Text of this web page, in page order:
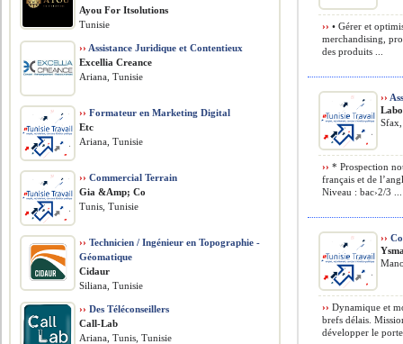
›› • Gérer et
merchandising,
des produits ...
››
›› * Prospection
français et de
Niveau : bac›2/3 ...
››
›› Dynamique et
brefs délais.
développer le
Ayou For Itsolutions
Tunisie
›› Assistance Juridique et Contentieux
Excellia Creance
Ariana, Tunisie
›› Formateur en Marketing Digital
Etc
Ariana, Tunisie
›› Commercial Terrain
Gia &Amp; Co
Tunis, Tunisie
›› Technicien / Ingénieur en Topographie -
Géomatique
Cidaur
Siliana, Tunisie
›› Des Téléconseillers
Call-Lab
Ariana, Tunis, Tunisie